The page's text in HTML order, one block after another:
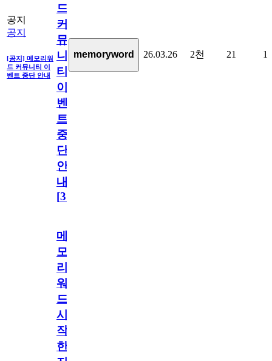
공지
공지
[공지] 메모리워
드 커뮤니티 이
벤트 중단 안내
드
커
뮤
니
티
이
벤
트
중
단
안
내
[31
memoryword 26.03.26 2천 21 1
메
모
리
워
드
시
작
한